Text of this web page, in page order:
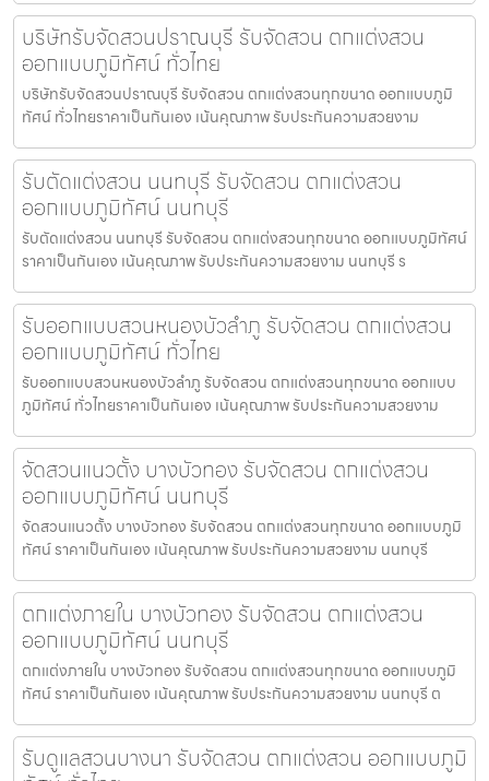
บริษัทรับจัดสวนปราณบุรี รับจัดสวน ตกแต่งสวน
ออกแบบภูมิทัศน์ ทั่วไทย
บริษัทรับจัดสวนปราณบุรี รับจัดสวน ตกแต่งสวนทุกขนาด ออกแบบภูมิ
ทัศน์ ทั่วไทยราคาเป็นกันเอง เน้นคุณภาพ รับประกันความสวยงาม
รับตัดแต่งสวน นนทบุรี รับจัดสวน ตกแต่งสวน
ออกแบบภูมิทัศน์ นนทบุรี
รับตัดแต่งสวน นนทบุรี รับจัดสวน ตกแต่งสวนทุกขนาด ออกแบบภูมิทัศน์
ราคาเป็นกันเอง เน้นคุณภาพ รับประกันความสวยงาม นนทบุรี ร
รับออกแบบสวนหนองบัวลำภู รับจัดสวน ตกแต่งสวน
ออกแบบภูมิทัศน์ ทั่วไทย
รับออกแบบสวนหนองบัวลำภู รับจัดสวน ตกแต่งสวนทุกขนาด ออกแบบ
ภูมิทัศน์ ทั่วไทยราคาเป็นกันเอง เน้นคุณภาพ รับประกันความสวยงาม
จัดสวนแนวตั้ง บางบัวทอง รับจัดสวน ตกแต่งสวน
ออกแบบภูมิทัศน์ นนทบุรี
จัดสวนแนวตั้ง บางบัวทอง รับจัดสวน ตกแต่งสวนทุกขนาด ออกแบบภูมิ
ทัศน์ ราคาเป็นกันเอง เน้นคุณภาพ รับประกันความสวยงาม นนทบุรี
ตกแต่งภายใน บางบัวทอง รับจัดสวน ตกแต่งสวน
ออกแบบภูมิทัศน์ นนทบุรี
ตกแต่งภายใน บางบัวทอง รับจัดสวน ตกแต่งสวนทุกขนาด ออกแบบภูมิ
ทัศน์ ราคาเป็นกันเอง เน้นคุณภาพ รับประกันความสวยงาม นนทบุรี ต
รับดูแลสวนบางนา รับจัดสวน ตกแต่งสวน ออกแบบภูมิ